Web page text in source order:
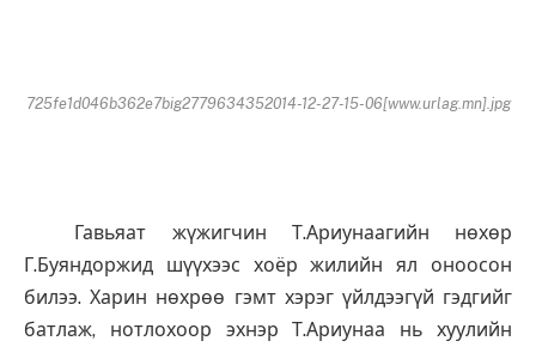
725fe1d046b362e7big2779634352014-12-27-15-06[www.urlag.mn].jpg
Гавьяат жүжигчин Т.Ариунаагийн нөхөр
Г.Буяндоржид шүүхээс хоёр жилийн ял оноосон
билээ. Харин нөхрөө гэмт хэрэг үйлдээгүй гэдгийг
батлаж, нотлохоор эхнэр Т.Ариунаа нь хуулийн